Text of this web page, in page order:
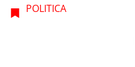
POLITICA